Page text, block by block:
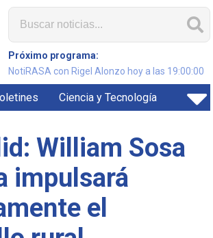
Próximo programa:
NotiRASA con Rigel Alonzo hoy a las 19:00:00
Ciencia y Tecnología
William Sosa
impulsará
el